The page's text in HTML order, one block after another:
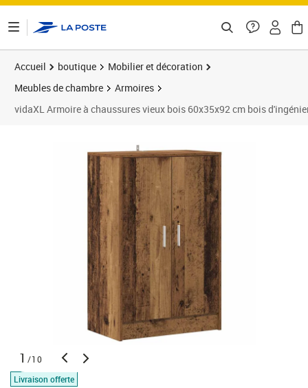
Accueil boutique
Mobilier et décoration
Meubles de chambre
Armoires
vidaXL Armoire à chaussures vieux bois 60x35x92 cm bois
1 /10
Livraison offerte